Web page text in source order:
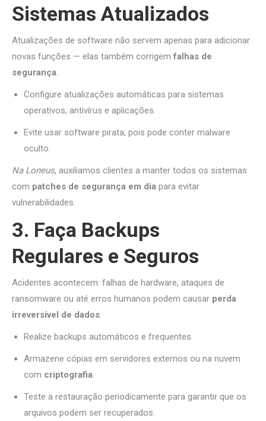
Sistemas Atualizados
Atualizações de software não servem apenas para adicionar
novas funções — elas também corrigem falhas de
segurança.
Configure atualizações automáticas para sistemas
operativos, antivírus e aplicações.
Evite usar software pirata, pois pode conter malware
oculto.
Na Loneus, auxiliamos clientes a manter todos os sistemas
com patches de segurança em dia para evitar
vulnerabilidades.
3. Faça Backups
Regulares e Seguros
Acidentes acontecem: falhas de hardware, ataques de
ransomware ou até erros humanos podem causar perda
irreversível de dados.
Realize backups automáticos e frequentes.
Armazene cópias em servidores externos ou na nuvem
com criptografia.
Teste a restauração periodicamente para garantir que os
arquivos podem ser recuperados.